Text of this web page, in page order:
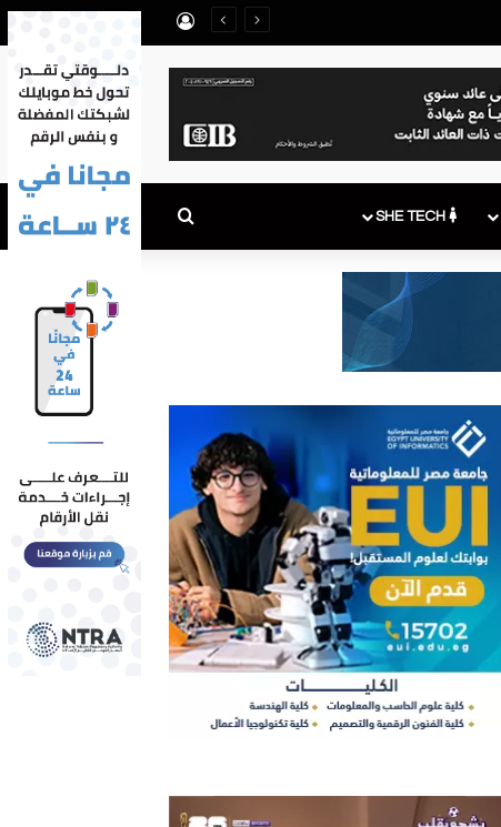
تسجيل الدخول
بحث عن